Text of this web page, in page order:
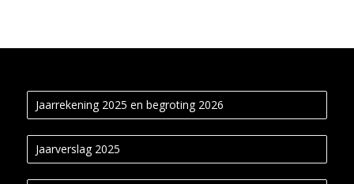
Jaarrekening 2025 en begroting 2026
Jaarverslag 2025